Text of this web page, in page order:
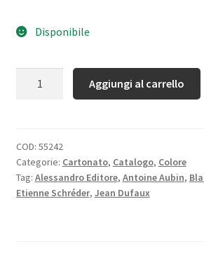
Disponibile
Aggiungi al carrello
COD: 55242
Categorie: Cartonato, Catalogo, Colore
Tag: Alessandro Editore, Antoine Aubin,
Etienne Schréder, Jean Dufaux